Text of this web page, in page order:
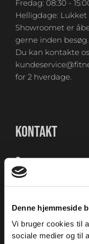
Denne hjemmeside
Vi bruger cookies til
sociale medier og til
Fredag: 08:30 -
Helligdage: Lukket
Showroomet er
gerne inden besøg.
Du kan kontakte
for 2 hverdage.
KONTAKT
Knudlundvej
CVR 36699191
MH Sports Gear